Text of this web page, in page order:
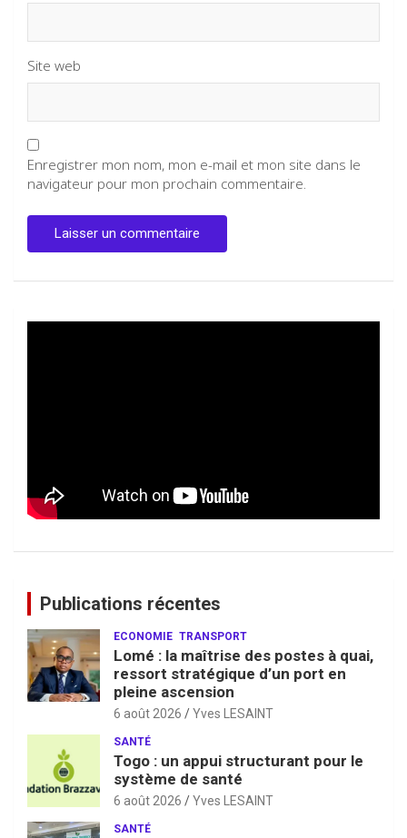
Site web
Enregistrer mon nom, mon e-mail et mon site dans le
navigateur pour mon prochain commentaire.
Publications récentes
ECONOMIE TRANSPORT
Lomé : la maîtrise des postes à quai,
ressort stratégique d’un port en
pleine ascension
6 août 2026 Yves LESAINT
SANTÉ
Togo : un appui structurant pour le
système de santé
6 août 2026 Yves LESAINT
SANTÉ